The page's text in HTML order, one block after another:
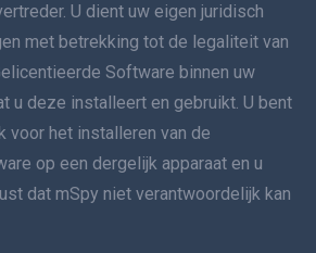
U dient uw eigen juridisch
met betrekking tot de legaliteit van
Software binnen uw
u deze installeert en gebruikt. U bent
voor het installeren van de
op een dergelijk apparaat en u
dat mSpy niet verantwoordelijk kan